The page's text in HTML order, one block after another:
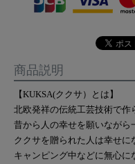
商品説明
【KUKSA(ククサ）とは】
北欧発祥の伝統工芸技術で作
昔から人の幸せを願いなが
ククサを贈られた人は幸せに
キャンピング中などに無心に